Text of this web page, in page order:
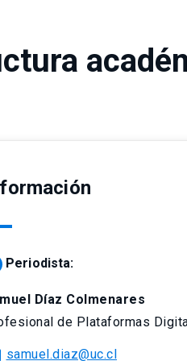
Periodista:
Díaz Colmenares
de Plataformas
samuel.diaz@uc.cl